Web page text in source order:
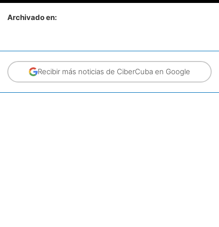
Archivado en:
Recibir más noticias de CiberCuba en Google